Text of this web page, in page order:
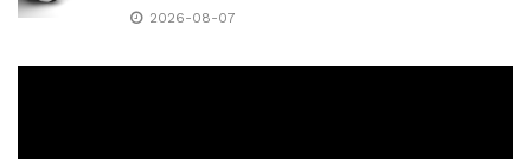
2026-08-07